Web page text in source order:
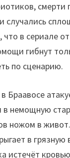
смерти
случались
в сериале
гибнут
по сценарию.
Браавосе
в немощную
ножом в
в грязную
истечёт